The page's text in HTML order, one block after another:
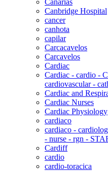
Canbridge Hospital
cancer
canhota
capilar
Carcacavelos
Carcavelos
Cardiac
Cardiac - cardio -
cardiovascular -
Cardiac and
Cardiac Nurses
Cardiac Physiology
cardiaco
cardiaco -
- nurse - rgn -
Cardiff
cardio
cardio-toracica